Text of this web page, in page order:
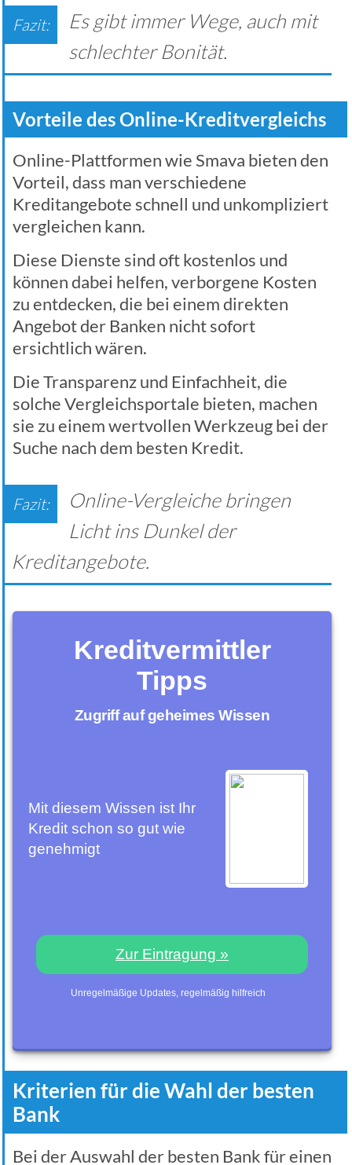
Es gibt immer Wege, auch mit
schlechter Bonität.
Vorteile des Online-Kreditvergleichs
Online-Plattformen wie Smava bieten den
Vorteil, dass man verschiedene
Kreditangebote schnell und unkompliziert
vergleichen kann.
Diese Dienste sind oft kostenlos und
können dabei helfen, verborgene Kosten
zu entdecken, die bei einem direkten
Angebot der Banken nicht sofort
ersichtlich wären.
Die Transparenz und Einfachheit, die
solche Vergleichsportale bieten, machen
sie zu einem wertvollen Werkzeug bei der
Suche nach dem besten Kredit.
Online-Vergleiche bringen
Licht ins Dunkel der
Kreditangebote.
Kreditvermittler
Tipps
Zugriff auf geheimes Wissen
Mit diesem Wissen ist Ihr
Kredit schon so gut wie
genehmigt
Zur Eintragung »
Unregelmäßige Updates, regelmäßig hilfreich
Kriterien für die Wahl der besten
Bank
Bei der Auswahl der besten Bank für einen